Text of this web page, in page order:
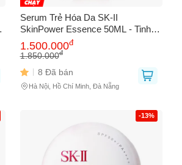
Serum Trẻ Hóa Da SK-II
SkinPower Essence 50ML - Tinh
Chất Dưỡng Da Căng Mịn Từ
Thiên Nhiên, Phục Hồi Làn Da Tươi
1.500.000đ
1.850.000đ
8 Đã bán
Hà Nội, Hồ Chí Minh, Đà Nẵng
-13%